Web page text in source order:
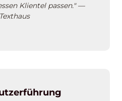
Klientel passen." —